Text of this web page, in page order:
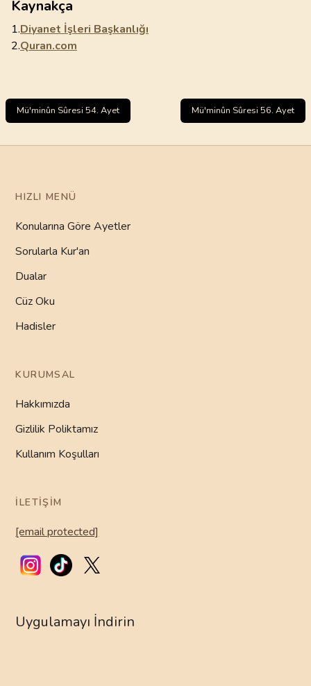
Kaynakça
1.Diyanet İşleri Başkanlığı
2.Quran.com
Mü'minûn Sûresi 54. Ayet Mü'minûn Sûresi 56. Ayet
HIZLI MENÜ
Konularına Göre Ayetler
Sorularla Kur'an
Dualar
Cüz Oku
Hadisler
KURUMSAL
Hakkımızda
Gizlilik Poliktamız
Kullanım Koşulları
İLETIŞIM
[email protected]
Uygulamayı İndirin